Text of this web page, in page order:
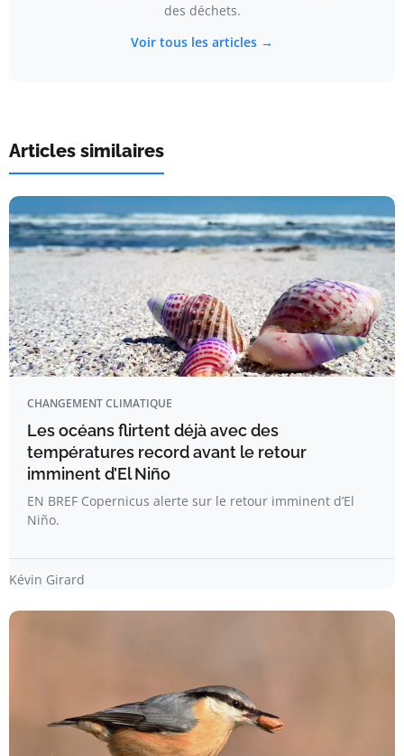
des déchets.
Voir tous les articles →
Articles similaires
CHANGEMENT CLIMATIQUE
Les océans flirtent déjà avec des
températures record avant le retour
imminent d’El Niño
EN BREF Copernicus alerte sur le retour imminent d’El
Niño.
Kévin Girard